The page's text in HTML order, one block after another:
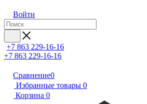
Войти
+7 863 229-16-16
+7 863 229-16-16
Сравнение0
Избранные товары 0
Корзина 0